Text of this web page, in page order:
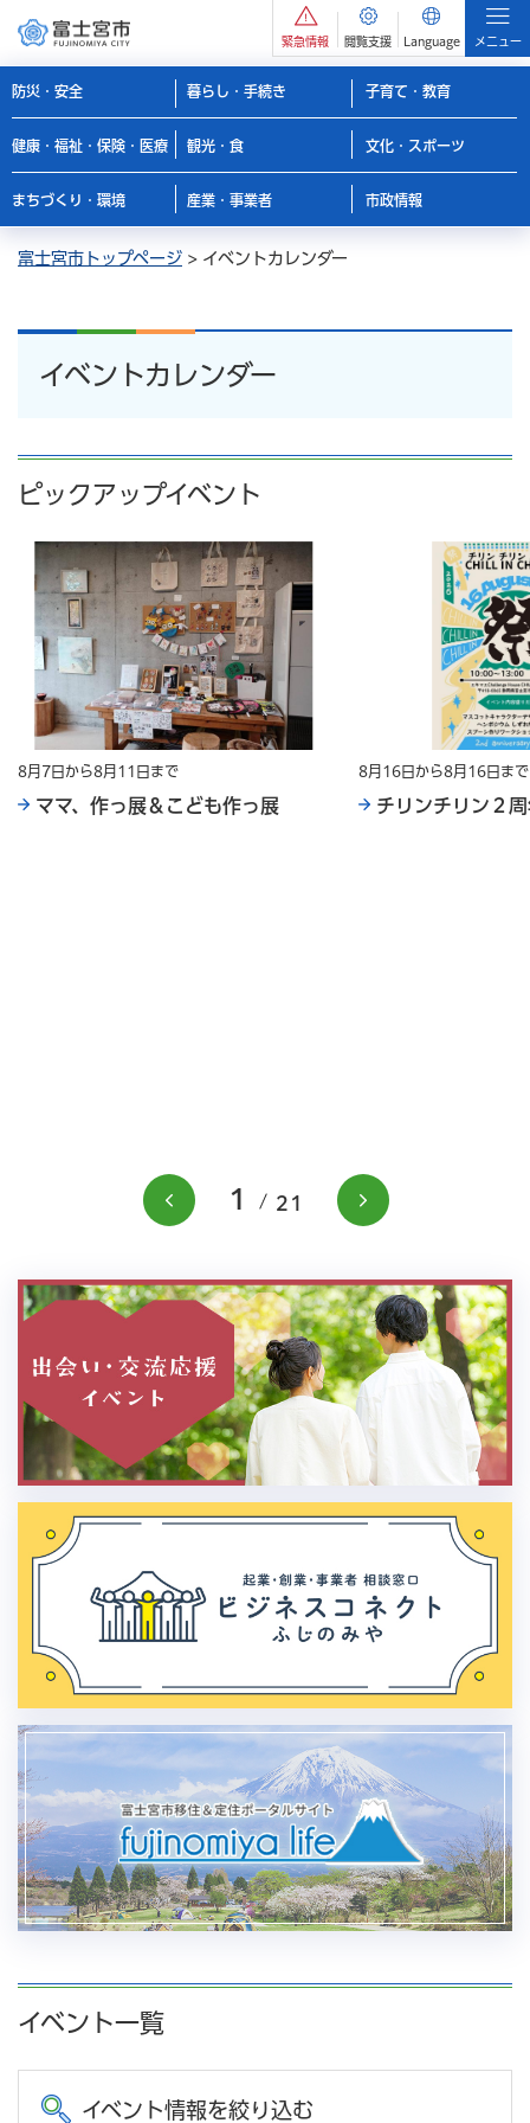
緊急情報 閲覧支援 Language メニュー
防災・安全 暮らし・手続き 子育て・教育
健康・福祉・保険・医療 観光・食 文化・スポーツ
まちづくり・環境 産業・事業者 市政情報
富士宮市トップページ > イベントカレンダー
イベントカレンダー
ピックアップイベント
前のスライドを表示
1 21
8月7日から8月11日まで
ママ、作っ展＆こども作っ展
8月16日から8月16日まで
チリンチリン２
イベント一覧
イベント情報を絞り込む